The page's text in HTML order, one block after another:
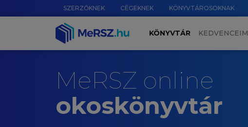
SZERZŐKNEK CÉGEKNEK KÖNYVTÁROSOKNAK
KÖNYVTÁR KEDVENCEIM
MeRSZ online
okoskönyvtár